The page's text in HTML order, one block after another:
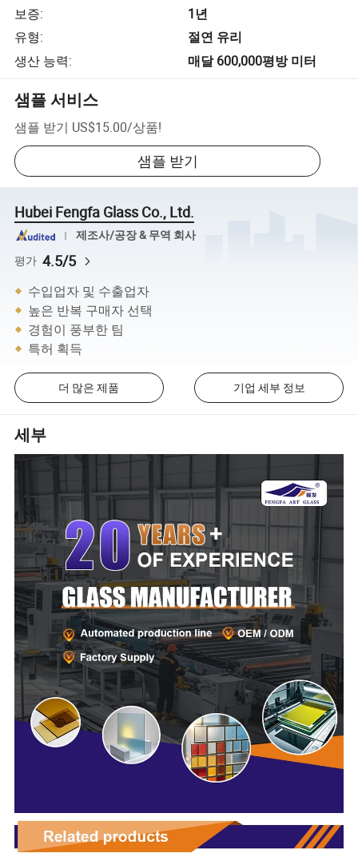
보증:
1년
유형:
절연 유리
생산 능력: 매달 600,000평방 미터
샘플 서비스
샘플 받기 US$15.00/상품!
샘플 받기
Hubei Fengfa Glass Co., Ltd.
제조사/공장 & 무역 회사
평가 4.5/5
수입업자 및 수출업자
높은 반복 구매자 선택
경험이 풍부한 팀
특허 획득
더 많은 제품 기업 세부 정보
세부